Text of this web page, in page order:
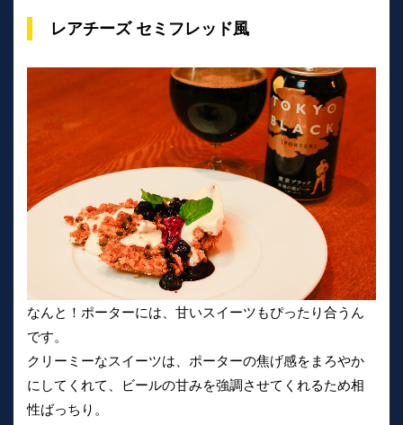
レアチーズ セミフレッド風
なんと！ポーターには、甘いスイーツもぴったり合うん
です。
クリーミーなスイーツは、ポーターの焦げ感をまろやか
にしてくれて、ビールの甘みを強調させてくれるため相
性ばっちり。